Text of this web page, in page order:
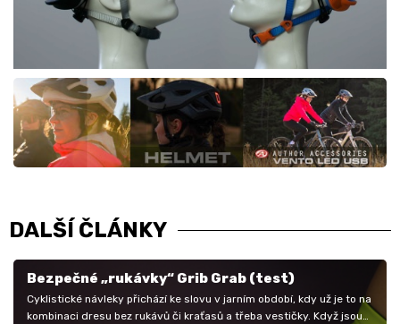
DALŠÍ ČLÁNKY
Bezpečné „rukávky“ Grib Grab (test)
Cyklistické návleky přichází ke slovu v jarním období, kdy už je to na
kombinaci dresu bez rukávů či kraťasů a třeba vestičky. Když jsou…